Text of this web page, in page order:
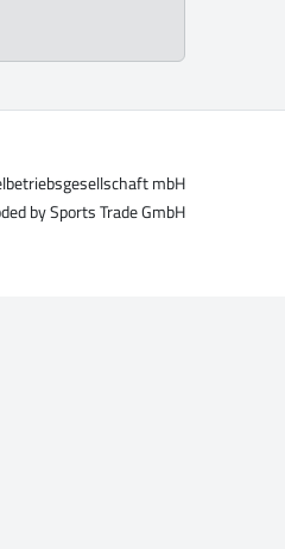
mbH
bySports Trade GmbH